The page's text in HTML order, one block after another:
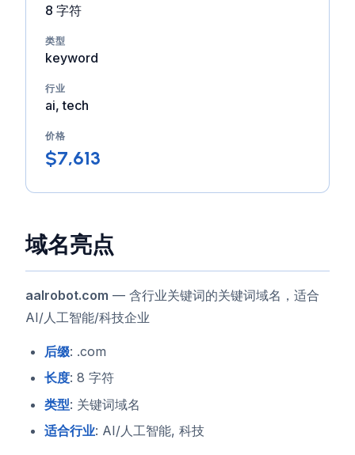
8 字符
类型
keyword
行业
ai, tech
价格
$7,613
域名亮点
aalrobot.com — 含行业关键词的关键词域名，适合
AI/人工智能/科技企业
后缀: .com
长度: 8 字符
类型: 关键词域名
适合行业: AI/人工智能, 科技